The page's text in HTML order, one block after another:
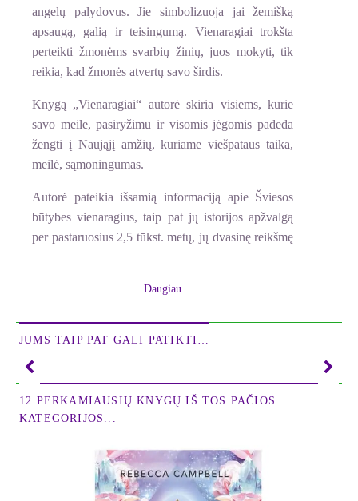
angelų palydovus. Jie simbolizuoja jai žemišką
apsaugą, galią ir teisingumą. Vienaragiai trokšta
perteikti žmonėms svarbių žinių, juos mokyti, tik
reikia, kad žmonės atvertų savo širdis.
Knygą „Vienaragiai“ autorė skiria visiems, kurie
savo meile, pasiryžimu ir visomis jėgomis padeda
žengti į Naująjį amžių, kuriame viešpataus taika,
meilė, sąmoningumas.
Autorė pateikia išsamią informaciją apie Šviesos
būtybes vienaragius, taip pat jų istorijos apžvalgą
per pastaruosius 2,5 tūkst. metų, jų dvasinę reikšmę
Skaitytojas kviečiamas pajusti ypatingą galią ir
autorei pavyko užfiksuoti savo paveiksluose.
pratimų, padedančių atstatyti pasitikėjimą ir vidinę
Ištrauka iš knygos
Daugiau
JUMS TAIP PAT GALI PATIKTI…
12 PERKAMIAUSIŲ KNYGŲ IŠ TOS PAČIOS
KATEGORIJOS...